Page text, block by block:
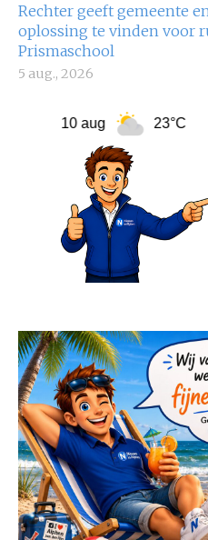
Rechter geeft gemeente
oplossing te vinden voor
Prismaschool
5 aug., 2026
10 aug 23°C